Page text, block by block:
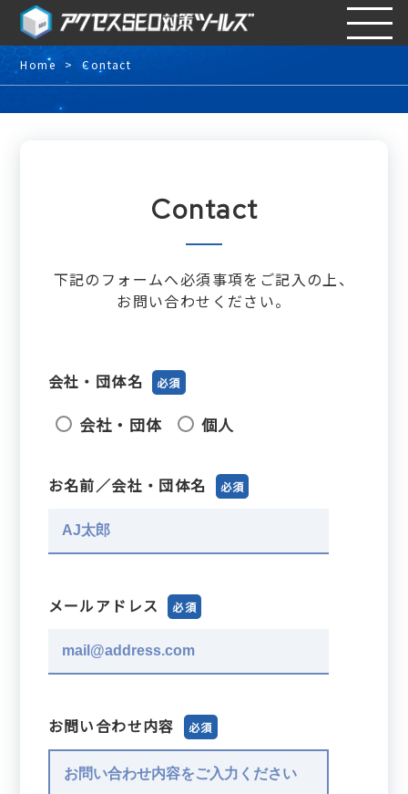
Home Contact
Contact
下記のフォームへ必須事項をご記入の上、
お問い合わせください。
会社・団体名 必須
会社・団体 個人
お名前／会社・団体名 必須
メールアドレス 必須
お問い合わせ内容 必須